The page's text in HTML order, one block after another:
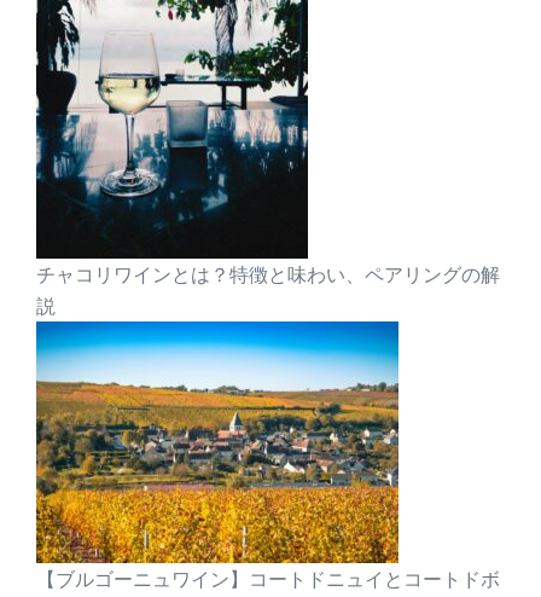
チャコリワインとは？特徴と味わい、ペアリングの解
説
【ブルゴーニュワイン】コートドニュイとコートドボ